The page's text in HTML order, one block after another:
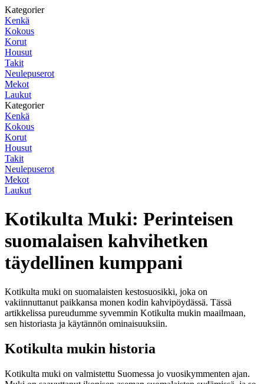
Kategorier
Kenkä
Kokous
Korut
Housut
Takit
Neulepuserot
Mekot
Laukut
Kategorier
Kenkä
Kokous
Korut
Housut
Takit
Neulepuserot
Mekot
Laukut
Kotikulta Muki: Perinteisen
suomalaisen kahvihetken
täydellinen kumppani
Kotikulta muki on suomalaisten kestosuosikki, joka on
vakiinnuttanut paikkansa monen kodin kahvipöydässä. Tässä
artikkelissa pureudumme syvemmin Kotikulta mukin maailmaan,
sen historiasta ja käytännön ominaisuuksiin.
Kotikulta mukin historia
Kotikulta muki on valmistettu Suomessa jo vuosikymmenten ajan.